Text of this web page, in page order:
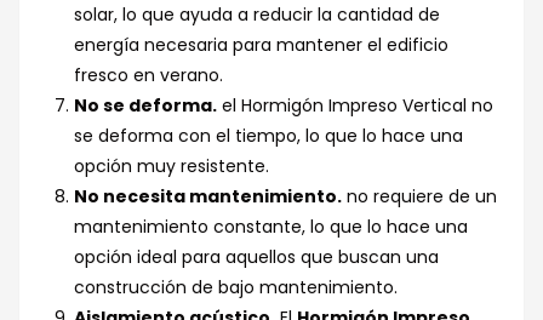
solar, lo que ayuda a reducir la cantidad de
energía necesaria para mantener el edificio
fresco en verano.
No se deforma. el Hormigón Impreso Vertical no
se deforma con el tiempo, lo que lo hace una
opción muy resistente.
No necesita mantenimiento. no requiere de un
mantenimiento constante, lo que lo hace una
opción ideal para aquellos que buscan una
construcción de bajo mantenimiento.